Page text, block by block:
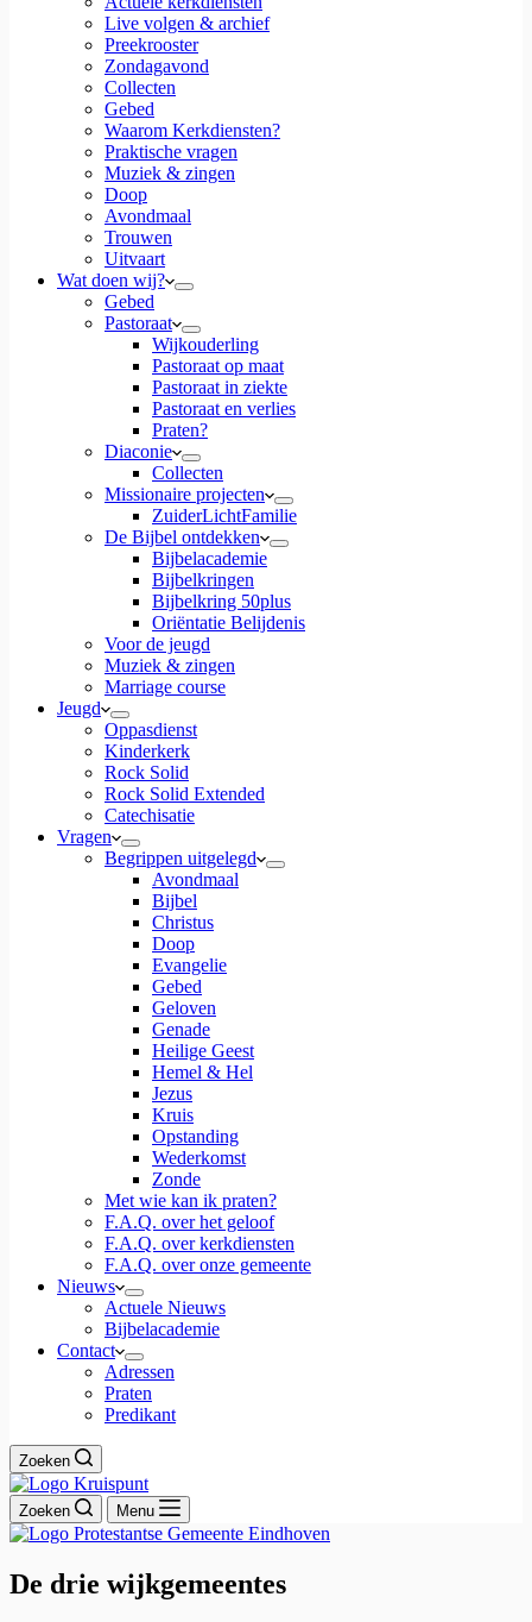
Live volgen & archief
Preekrooster
Zondagavond
Collecten
Gebed
Waarom Kerkdiensten?
Praktische vragen
Muziek & zingen
Doop
Avondmaal
Trouwen
Uitvaart
Wat doen wij?
Gebed
Pastoraat
Wijkouderling
Pastoraat op maat
Pastoraat in ziekte
Pastoraat en verlies
Praten?
Diaconie
Collecten
Missionaire projecten
ZuiderLichtFamilie
De Bijbel ontdekken
Bijbelacademie
Bijbelkringen
Bijbelkring 50plus
Oriëntatie Belijdenis
Voor de jeugd
Muziek & zingen
Marriage course
Jeugd
Oppasdienst
Kinderkerk
Rock Solid
Rock Solid Extended
Catechisatie
Vragen
Begrippen uitgelegd
Avondmaal
Bijbel
Christus
Doop
Evangelie
Gebed
Geloven
Genade
Heilige Geest
Hemel & Hel
Jezus
Kruis
Opstanding
Wederkomst
Zonde
Met wie kan ik praten?
F.A.Q. over het geloof
F.A.Q. over kerkdiensten
F.A.Q. over onze gemeente
Nieuws
Actuele Nieuws
Bijbelacademie
Contact
Adressen
Praten
Predikant
Zoeken
Zoeken Menu
De drie wijkgemeentes